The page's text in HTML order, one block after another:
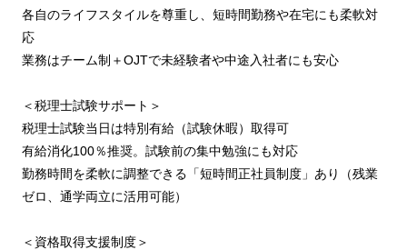
各自のライフスタイルを尊重し、短時間勤務や在宅にも柔軟対
応
業務はチーム制＋OJTで未経験者や中途入社者にも安心
＜税理士試験サポート＞
税理士試験当日は特別有給（試験休暇）取得可
有給消化100％推奨。試験前の集中勉強にも対応
勤務時間を柔軟に調整できる「短時間正社員制度」あり（残業
ゼロ、通学両立に活用可能）
＜資格取得支援制度＞